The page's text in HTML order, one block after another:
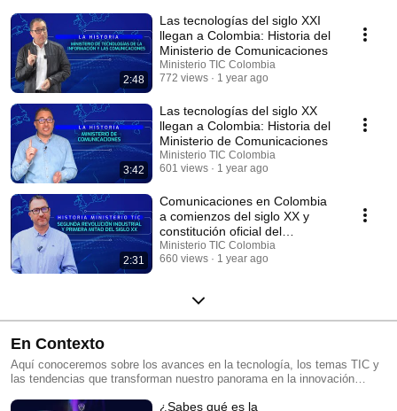
2:48
Las tecnologías del siglo XXI
llegan a Colombia: Historia del
Ministerio de Comunicaciones
Ministerio TIC Colombia
772 views
1 year ago
3:42
Las tecnologías del siglo XX
llegan a Colombia: Historia del
Ministerio de Comunicaciones
Ministerio TIC Colombia
601 views
1 year ago
2:31
Comunicaciones en Colombia
a comienzos del siglo XX y
constitución oficial del
Ministerio
Ministerio TIC Colombia
660 views
1 year ago
En Contexto
Aquí conoceremos sobre los avances en la tecnología, los temas TIC y
las tendencias que transforman nuestro panorama en la innovación
¿Sabes qué es la